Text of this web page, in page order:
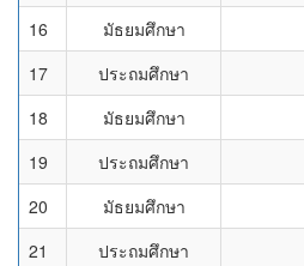
16
มัธยมศึกษา
17
ประถมศึกษา
18
มัธยมศึกษา
19
ประถมศึกษา
20
มัธยมศึกษา
21
ประถมศึกษา